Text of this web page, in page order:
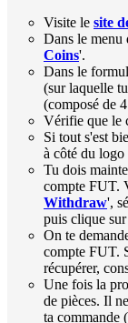
Visite le site
Dans le menu
Coins'.
Dans le
(sur laquelle
(composé de
Vérifie que le
Si tout s'est
à côté du logo
Tu dois
compte FUT.
Withdraw',
puis clique
On te
compte FUT.
récupérer,
Une fois la
de pièces. Il
ta commande